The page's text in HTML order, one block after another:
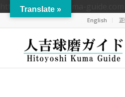
https://hitoyoshikuma-guide.com
English
Translate »